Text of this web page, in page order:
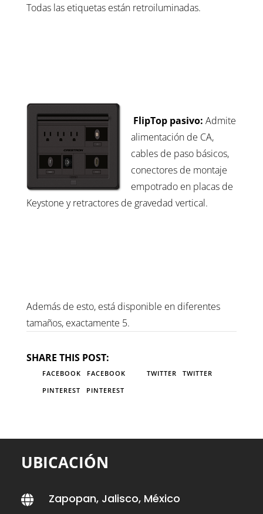
Todas las etiquetas están retroiluminadas.
FlipTop pasivo: Admite
alimentación de CA,
cables de paso básicos,
conectores de montaje
empotrado en placas de
Keystone y retractores de gravedad vertical.
Además de esto, está disponible en diferentes
tamaños, exactamente 5.
SHARE THIS POST:
FACEBOOK FACEBOOK TWITTER
TWITTER
PINTEREST
PINTEREST
UBICACIÓN

Zapopan, Jalisco, México